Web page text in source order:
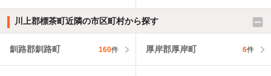
川上郡標茶町近隣の市区町村から探す
釧路郡釧路町 160件 厚岸郡厚岸町 6件